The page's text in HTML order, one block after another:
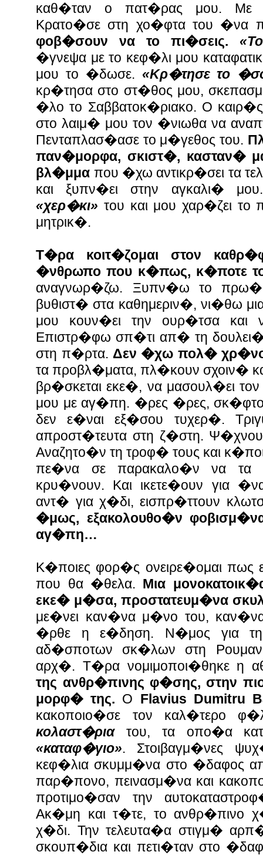
καθ�ταν ο πατ�ρας μου. Με
Κρατο�σε στη χο�φτα του �να
φοβ�σουν να το πι�σεις.
�γνεψα με το κεφ�λι μου
μου το �δωσε. «Κρ�τησε το
κρ�τησα στο στ�θος μου,
�λο το Σαββατοκ�ριακο. Ο
στο λαιμ� μου τον �νιωθα να
Πενταπλασ�ασε το μ�γεθος του.
παν�μορφα, σκιστ�, κασταν�
βλ�μμα που �χω αντικρ�σει τα
και ξυπν�ει στην αγκαλι�
«χερ�κι» του και μου χαρ�ζει
μητρικ�.
Τ�ρα κοιτ�ζομαι στον
�νθρωπο που κ�πως, κ�ποτε
αναγνωρ�ζω. Ξυπν�ω το
βυθιστ� στα καθημεριν�, νι�θω
μου κουν�ει την ουρ�τσα και
Επιστρ�φω σπ�τι απ� τη δουλει�
στη π�ρτα. Δεν �χω πολ�
τα προβλ�ματα, πλ�κουν σχοιν�
βρ�σκεται εκε�, να μασουλ�ει
μου με αγ�πη. �ρες �ρες,
δεν ε�ναι εξ�σου τυχερ�.
απροστ�τευτα στη ζ�στη.
Αναζητο�ν τη τροφ� τους και
πε�να σε παρακαλο�ν να τα
κρυ�νουν. Και ικετε�ουν για
αντ� για χ�δι, εισπρ�ττουν
�μως, εξακολουθο�ν
αγ�πη…
Κ�ποιες φορ�ς ονειρε�ομαι πως
που θα �θελα. Μια
εκε� μ�σα, προστατευμ�να
με�νει καν�να μ�νο του,
�ρθε η ε�δηση. Ν�μος για
αδ�σποτων σκ�λων στη
αρχ�. Τ�ρα νομιμοποι�θηκε η
της ανθρ�πινης φ�σης, στην
μορφ� της. Ο Flavius Dumitru
κακοποιο�σε τον καλ�τερο
κολαστ�ριατου, τα οπο�α
«καταφ�γιο». Στοιβαγμ�νες
κεφ�λια σκυμμ�να στο �δαφος
παρ�πονο, πεινασμ�να και
προτιμο�σαν την
Ακ�μη και τ�τε, το ανθρ�πινο
χ�δι. Την τελευτα�α στιγμ�
σκουπ�δια και πετι�ταν στο